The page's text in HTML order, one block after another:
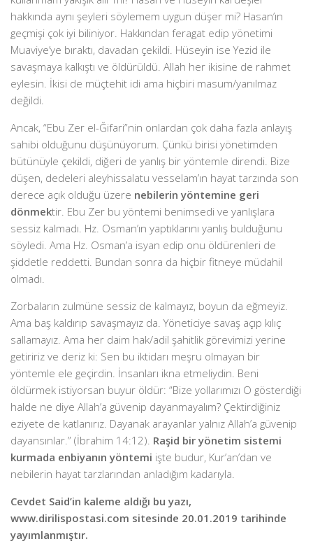
hakkında aynı şeyleri söylemem uygun düşer mi? Hasan’ın
geçmişi çok iyi biliniyor. Hakkından feragat edip yönetimi
Muaviye’ye bıraktı, davadan çekildi. Hüseyin ise Yezid ile
savaşmaya kalkıştı ve öldürüldü. Allah her ikisine de rahmet
eylesin. İkisi de müçtehit idi ama hiçbiri masum/yanılmaz
değildi.
Ancak, “Ebu Zer el-Ğifari”nin onlardan çok daha fazla anlayış
sahibi olduğunu düşünüyorum. Çünkü birisi yönetimden
bütünüyle çekildi, diğeri de yanlış bir yöntemle direndi. Bize
düşen, dedeleri aleyhissalatu vesselam’ın hayat tarzında son
derece açık olduğu üzere nebilerin yöntemine geri
dönmektir. Ebu Zer bu yöntemi benimsedi ve yanlışlara
sessiz kalmadı. Hz. Osman’ın yaptıklarını yanlış bulduğunu
söyledi. Ama Hz. Osman’a isyan edip onu öldürenleri de
şiddetle reddetti. Bundan sonra da hiçbir fitneye müdahil
olmadı.
Zorbaların zulmüne sessiz de kalmayız, boyun da eğmeyiz.
Ama baş kaldırıp savaşmayız da. Yöneticiye savaş açıp kılıç
sallamayız. Ama her daim hak/adil şahitlik görevimizi yerine
getiririz ve deriz ki: Sen bu iktidarı meşru olmayan bir
yöntemle ele geçirdin. İnsanları ikna etmeliydin. Beni
öldürmek istiyorsan buyur öldür: “Bize yollarımızı O gösterdiği
halde ne diye Allah’a güvenip dayanmayalım? Çektirdiğiniz
eziyete de katlanırız. Dayanak arayanlar yalnız Allah’a güvenip
dayansınlar.” (İbrahim 14:12). Raşid bir yönetim sistemi
kurmada enbiyanın yöntemi işte budur, Kur’an’dan ve
nebilerin hayat tarzlarından anladığım kadarıyla.
Cevdet Said’in kaleme aldığı bu yazı,
www.dirilispostasi.com sitesinde 20.01.2019 tarihinde
yayımlanmıştır.